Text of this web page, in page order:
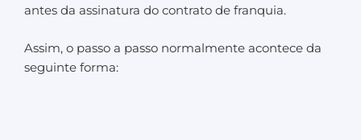
antes da assinatura do contrato de franquia.
Assim, o passo a passo normalmente acontece da
seguinte forma: